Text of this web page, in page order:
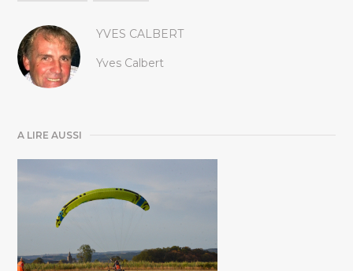
YVES CALBERT
Yves Calbert
A LIRE AUSSI